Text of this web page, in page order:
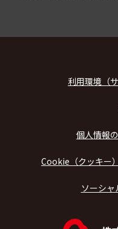
利用環境（
個人情報
Cookie（クッキー
ソーシ